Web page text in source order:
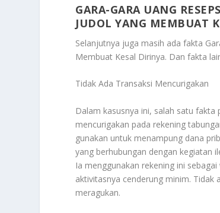
GARA-GARA UANG
JUDOL YANG MEMBUAT
Selanjutnya juga masih ada fakta
Membuat Kesal Dirinya. Dan fakta
Tidak Ada Transaksi Mencurigakan
Dalam kasusnya ini, salah satu
mencurigakan pada rekening
gunakan untuk menampung dana
yang berhubungan dengan kegiatan
Ia menggunakan rekening ini
aktivitasnya cenderung minim.
meragukan.